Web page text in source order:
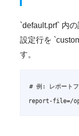
`default.prf` 内
設定行を
す。
# 例: レポートフ
report-file=/